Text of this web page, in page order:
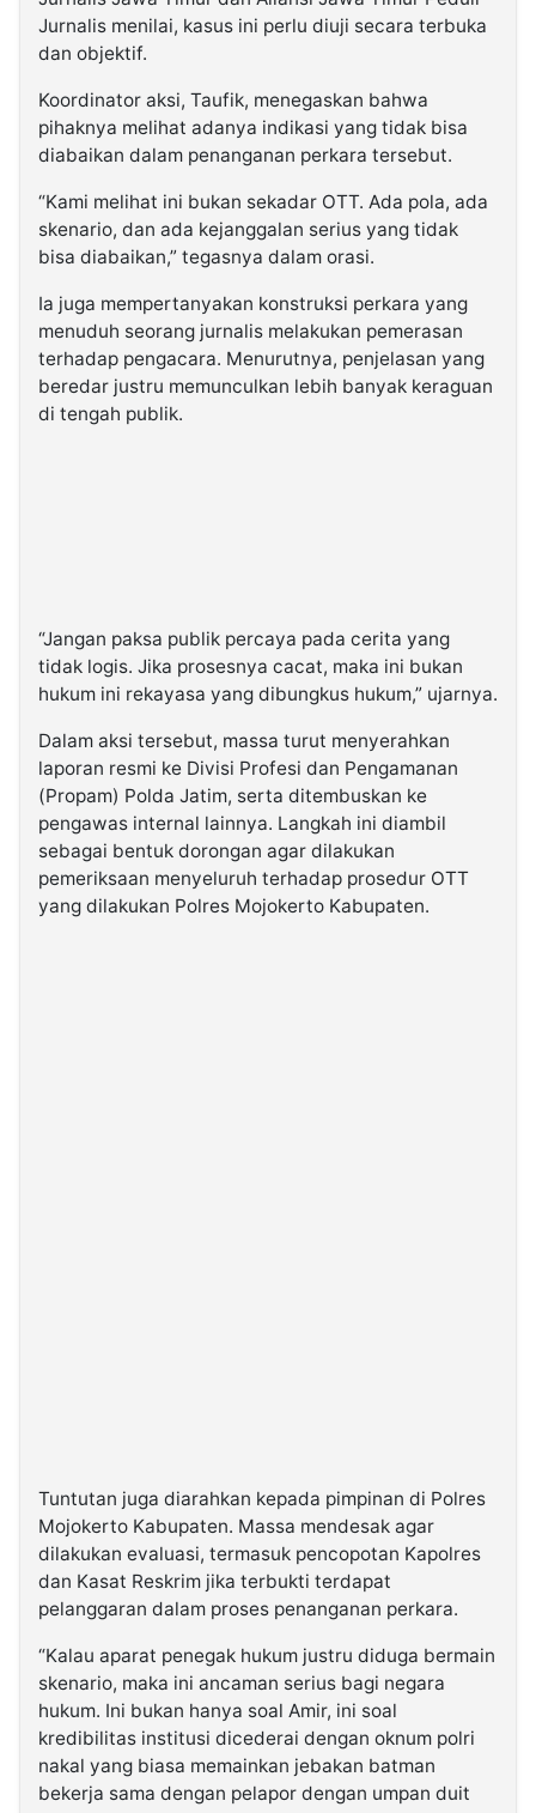
Jurnalis menilai, kasus ini perlu diuji secara terbuka
dan objektif.
Koordinator aksi, Taufik, menegaskan bahwa
pihaknya melihat adanya indikasi yang tidak bisa
diabaikan dalam penanganan perkara tersebut.
“Kami melihat ini bukan sekadar OTT. Ada pola, ada
skenario, dan ada kejanggalan serius yang tidak
bisa diabaikan,” tegasnya dalam orasi.
Ia juga mempertanyakan konstruksi perkara yang
menuduh seorang jurnalis melakukan pemerasan
terhadap pengacara. Menurutnya, penjelasan yang
beredar justru memunculkan lebih banyak keraguan
di tengah publik.
“Jangan paksa publik percaya pada cerita yang
tidak logis. Jika prosesnya cacat, maka ini bukan
hukum ini rekayasa yang dibungkus hukum,” ujarnya.
Dalam aksi tersebut, massa turut menyerahkan
laporan resmi ke Divisi Profesi dan Pengamanan
(Propam) Polda Jatim, serta ditembuskan ke
pengawas internal lainnya. Langkah ini diambil
sebagai bentuk dorongan agar dilakukan
pemeriksaan menyeluruh terhadap prosedur OTT
yang dilakukan Polres Mojokerto Kabupaten.
Tuntutan juga diarahkan kepada pimpinan di Polres
Mojokerto Kabupaten. Massa mendesak agar
dilakukan evaluasi, termasuk pencopotan Kapolres
dan Kasat Reskrim jika terbukti terdapat
pelanggaran dalam proses penanganan perkara.
“Kalau aparat penegak hukum justru diduga bermain
skenario, maka ini ancaman serius bagi negara
hukum. Ini bukan hanya soal Amir, ini soal
kredibilitas institusi dicederai dengan oknum polri
nakal yang biasa memainkan jebakan batman
bekerja sama dengan pelapor dengan umpan duit